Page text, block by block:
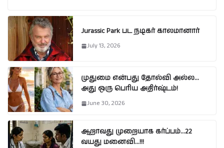
Jurassic Park பட நடிகர் காலமானார்
July 13, 2026
முதுமை என்பது தோல்வி அல்ல…
அது ஒரு பெரிய அதிர்ஷ்டம்!
June 30, 2026
ஆறாவது முறையாக கர்ப்பம்…22
வயது மனைவி…!!!